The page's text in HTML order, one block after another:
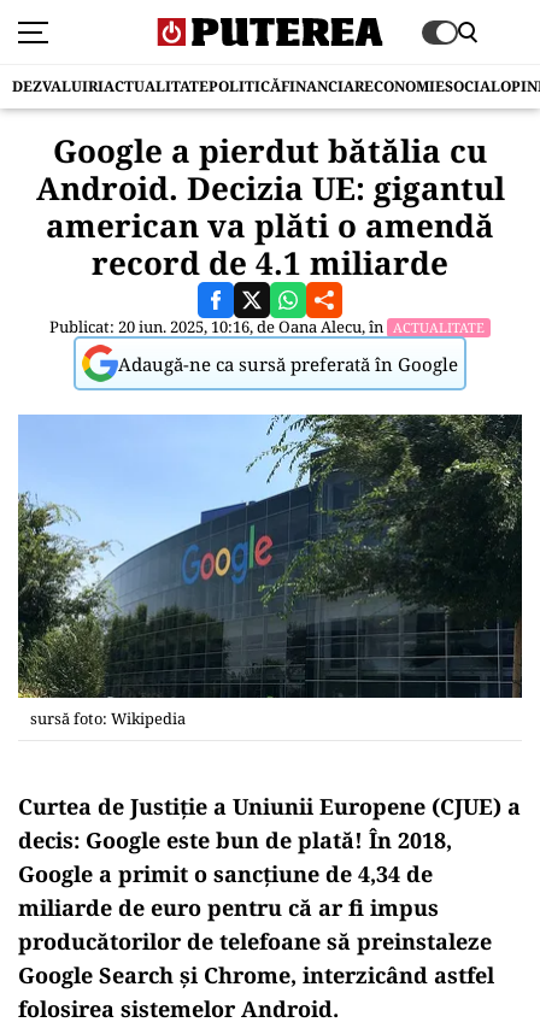
DEZVALUIRIACTUALITATEPOLITICĂFINANCIARECONOMIESOCIAL
Google a pierdut bătălia cu
Android. Decizia UE: gigantul
american va plăti o amendă
record de 4.1 miliarde
Publicat: 20 iun. 2025, 10:16, deOana Alecu, în ACTUALITATE
Adaugă-ne ca sursă preferată în Google
sursă foto: Wikipedia
Curtea de Justiție a Uniunii Europene (CJUE) a
decis: Google este bun de plată! În 2018,
Google a primit o sancțiune de 4,34 de
miliarde de euro pentru că ar fi impus
producătorilor de telefoane să preinstaleze
Google Search și Chrome, interzicând astfel
folosirea sistemelor Android.